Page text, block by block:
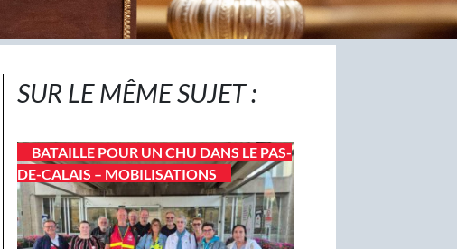
SUR LE MÊME SUJET :
BATAILLE POUR UN CHU DANS LE PAS-
DE-CALAIS – MOBILISATIONS